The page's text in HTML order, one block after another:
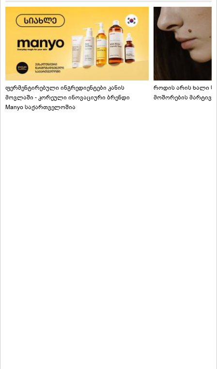
ფერმენტირებული ინგრედიენტები კანის
მოვლაში - კორეული ინოვაციური ბრენდი
Manyo საქართველოშია
როდის არის ხალი
მოშორების